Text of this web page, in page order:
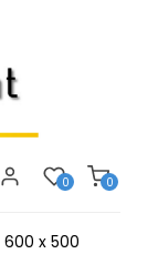
0
0
x 500